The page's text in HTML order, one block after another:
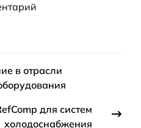
в отрасли
для систем
холодоснабжения